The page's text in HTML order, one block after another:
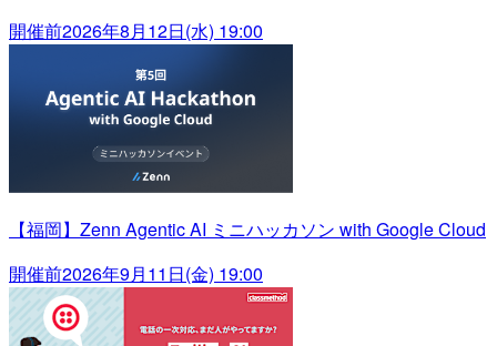
開催前2026年8月12日(水) 19:00
【福岡】Zenn Agentic AI ミニハッカソン with Google Cloud
開催前2026年9月11日(金) 19:00